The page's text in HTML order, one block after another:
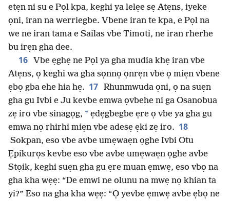
etẹn ni su e Pọl kpa, keghi ya lelẹe sẹ Atẹns, iyeke
ọni, iran na werriegbe. Vbene iran te kpa, e Pọl na
we ne iran tama e Sailas vbe Timoti, ne iran rherhe
bu irẹn gha dee.
16
Vbe ẹghẹ ne Pọl ya gha mudia khẹ iran vbe
Atẹns, ọ keghi wa gha sọnnọ ọnrẹn vbe ọ miẹn vbene
ẹbọ gba ehe hia hẹ. 17 Rhunmwuda ọni, ọ na suẹn
gha gu Ivbi e Ju kevbe emwa ọvbehe ni ga Osanobua
zẹ iro vbe sinagọg, * ẹdẹgbegbe ẹre ọ vbe ya gha gu
emwa nọ rhirhi miẹn vbe adesẹ ẹki zẹ iro. 18
Sokpan, eso vbe avbe umẹwaẹn ọghe Ivbi Otu
Ẹpikurọs kevbe eso vbe avbe umẹwaẹn ọghe avbe
Stọik, keghi suẹn gha gu ẹre muan ẹmwẹ, eso vbọ na
gha kha wẹẹ: “De emwi ne olunu na mwẹ nọ khian ta
yi?” Eso na gha kha wẹẹ: “Ọ yevbe ẹmwẹ avbe ẹbọ ne